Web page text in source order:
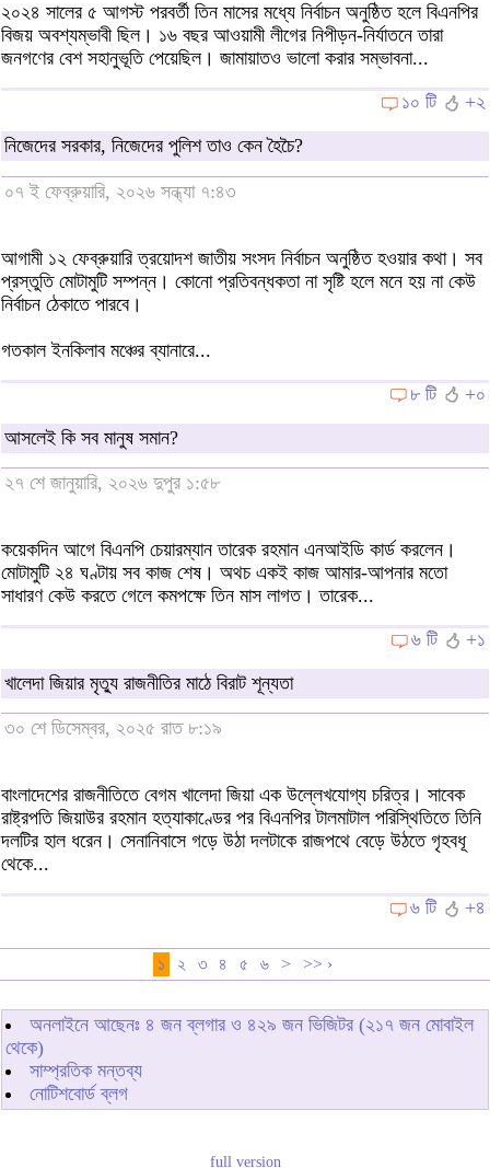
২০২৪ সালের ৫ আগস্ট পরবর্তী তিন মাসের মধ্যে নির্বাচন অনুষ্ঠিত হলে বিএনপির
বিজয় অবশ্যম্ভাবী ছিল। ১৬ বছর আওয়ামী লীগের নিপীড়ন-নির্যাতনে তারা
জনগণের বেশ সহানুভূতি পেয়েছিল। জামায়াতও ভালো করার সম্ভাবনা...
১০ টি
+২
নিজেদের সরকার, নিজেদের পুলিশ তাও কেন হৈচৈ?
০৭ ই ফেব্রুয়ারি, ২০২৬ সন্ধ্যা ৭:৪৩
আগামী ১২ ফেব্রুয়ারি ত্রয়োদশ জাতীয় সংসদ নির্বাচন অনুষ্ঠিত হওয়ার কথা। সব
প্রস্তুতি মোটামুটি সম্পন্ন। কোনো প্রতিবন্ধকতা না সৃষ্টি হলে মনে হয় না কেউ
নির্বাচন ঠেকাতে পারবে।
গতকাল ইনকিলাব মঞ্চের ব্যানারে...
৮ টি
+০
আসলেই কি সব মানুষ সমান?
২৭ শে জানুয়ারি, ২০২৬ দুপুর ১:৫৮
কয়েকদিন আগে বিএনপি চেয়ারম্যান তারেক রহমান এনআইডি কার্ড করলেন।
মোটামুটি ২৪ ঘণ্টায় সব কাজ শেষ। অথচ একই কাজ আমার-আপনার মতো
সাধারণ কেউ করতে গেলে কমপক্ষে তিন মাস লাগত। তারেক...
৬ টি
+১
খালেদা জিয়ার মৃত্যু রাজনীতির মাঠে বিরাট শূন্যতা
৩০ শে ডিসেম্বর, ২০২৫ রাত ৮:১৯
বাংলাদেশের রাজনীতিতে বেগম খালেদা জিয়া এক উল্লেখযোগ্য চরিত্র। সাবেক
রাষ্ট্রপতি জিয়াউর রহমান হত্যাকাণ্ডের পর বিএনপির টালমাটাল পরিস্থিতিতে তিনি
দলটির হাল ধরেন। সেনানিবাসে গড়ে উঠা দলটাকে রাজপথে বেড়ে উঠতে গৃহবধূ
থেকে...
৬ টি
+৪
১ ২ ৩ ৪ ৫ ৬ > >> ›
অনলাইনে আছেনঃ ৪ জন ব্লগার ও ৪২৯ জন ভিজিটর (২১৭ জন মোবাইল
থেকে)
সাম্প্রতিক মন্তব্য
নোটিশবোর্ড ব্লগ
full version